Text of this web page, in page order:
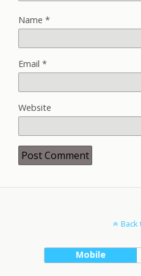
Name *
Email *
Website
Back
Mobile